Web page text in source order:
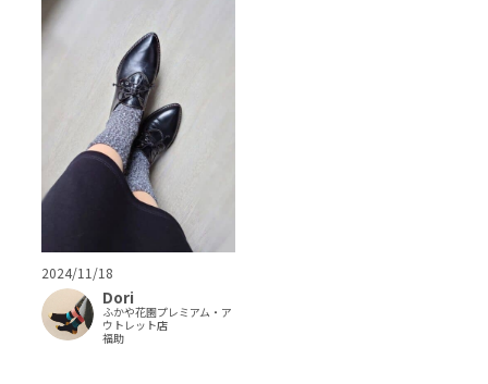
2024/11/18
Dori
ふかや花園プレミアム・ア
ウトレット店
福助